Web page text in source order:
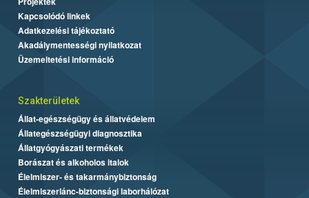
Kapcsolódó linkek
Adatkezelési tájékoztató
Akadálymentességi nyilatkozat
Üzemeltetési információ
Szakterületek
Állat-egészségügy és állatvédelem
Állategészségügyi diagnosztika
Állatgyógyászati termékek
Borászat és alkoholos italok
Élelmiszer- és takarmánybiztonság
Élelmiszerlánc-biztonsági laborhálózat